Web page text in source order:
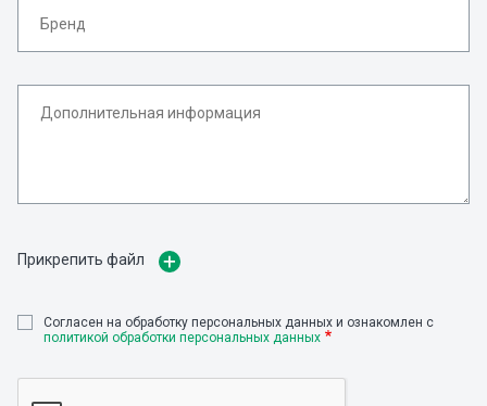
Прикрепить файл
Cогласен на обработку персональных данных и ознакомлен с
политикой обработки персональных данных